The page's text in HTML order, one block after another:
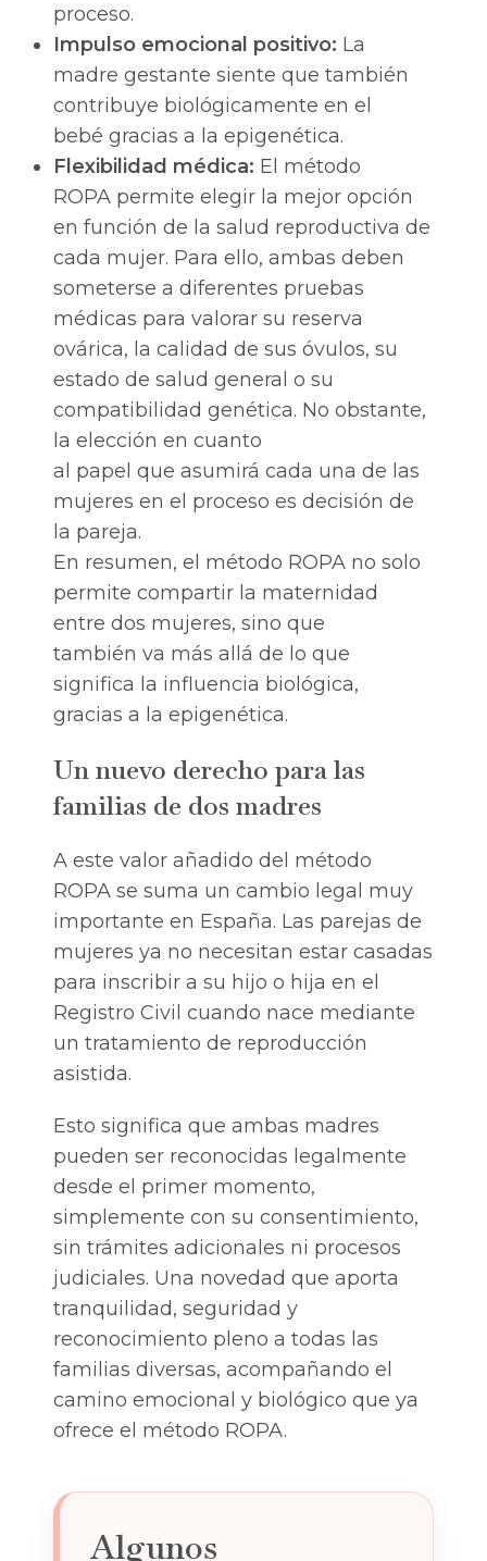
proceso.
Impulso emocional positivo: La
madre gestante siente que también
contribuye biológicamente en el
bebé gracias a la epigenética.
Flexibilidad médica: El método
ROPA permite elegir la mejor opción
en función de la salud reproductiva de
cada mujer. Para ello, ambas deben
someterse a diferentes pruebas
médicas para valorar su reserva
ovárica, la calidad de sus óvulos, su
estado de salud general o su
compatibilidad genética. No obstante,
la elección en cuanto
al papel que asumirá cada una de las
mujeres en el proceso es decisión de
la pareja.
En resumen, el método ROPA no solo
permite compartir la maternidad
entre dos mujeres, sino que
también va más allá de lo que
significa la influencia biológica,
gracias a la epigenética.
Un nuevo derecho para las
familias de dos madres
A este valor añadido del método
ROPA se suma un cambio legal muy
importante en España. Las parejas de
mujeres ya no necesitan estar casadas
para inscribir a su hijo o hija en el
Registro Civil cuando nace mediante
un tratamiento de reproducción
asistida.
Esto significa que ambas madres
pueden ser reconocidas legalmente
desde el primer momento,
simplemente con su consentimiento,
sin trámites adicionales ni procesos
judiciales. Una novedad que aporta
tranquilidad, seguridad y
reconocimiento pleno a todas las
familias diversas, acompañando el
camino emocional y biológico que ya
ofrece el método ROPA.
Algunos